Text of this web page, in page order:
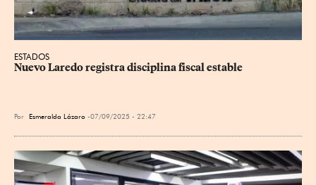
ESTADOS
Nuevo Laredo registra disciplina fiscal estable
Por Esmeralda Lázaro 07/09/2025 - 22:47